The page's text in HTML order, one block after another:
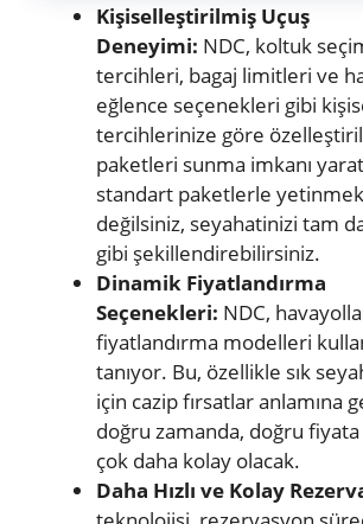
Kişiselleştirilmiş Uçuş
Deneyimi: NDC, koltuk
tercihleri, bagaj limitleri ve
eğlence seçenekleri gibi
tercihlerinize göre
paketleri sunma imkanı
standart paketlerle
değilsiniz, seyahatinizi tam
gibi şekillendirebilirsiniz.
Dinamik Fiyatlandırma
Seçenekleri: NDC,
fiyatlandırma modelleri
tanıyor. Bu, özellikle sık
için cazip fırsatlar anlamına
doğru zamanda, doğru
çok daha kolay olacak.
Daha Hızlı ve Kolay